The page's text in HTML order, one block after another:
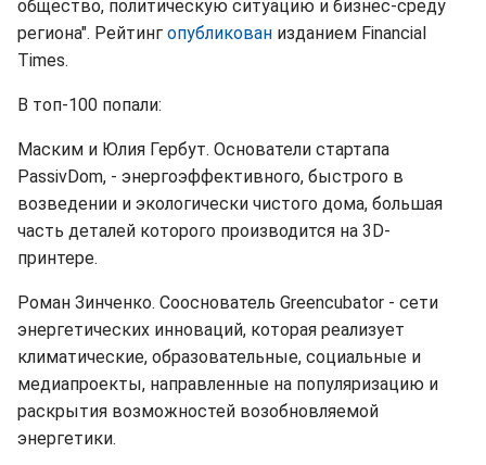
общество, политическую ситуацию и бизнес-среду
региона". Рейтинг опубликован изданием Financial
Times.
В топ-100 попали:
Маским и Юлия Гербут. Основатели стартапа
PassivDom, - энергоэффективного, быстрого в
возведении и экологически чистого дома, большая
часть деталей которого производится на 3D-
принтере.
Роман Зинченко. Сооснователь Greencubator - сети
энергетических инноваций, которая реализует
климатические, образовательные, социальные и
медиапроекты, направленные на популяризацию и
раскрытия возможностей возобновляемой
энергетики.